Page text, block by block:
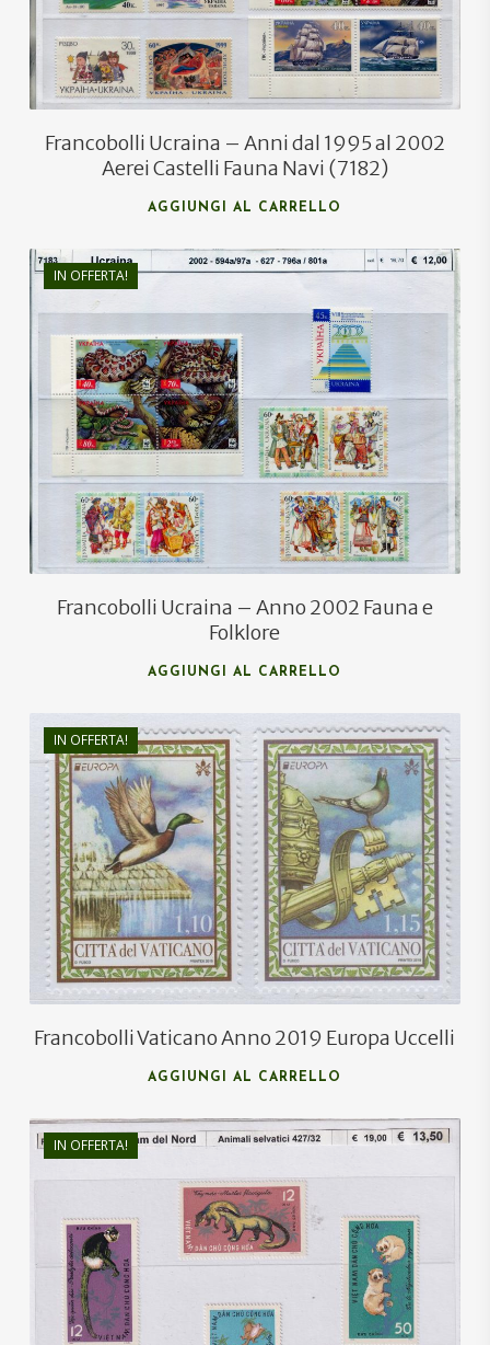
Francobolli Ucraina – Anni dal 1995 al 2002
Aerei Castelli Fauna Navi (7182)
AGGIUNGI AL CARRELLO
IN OFFERTA!
€12,00
€9,00
Francobolli Ucraina – Anno 2002 Fauna e
Folklore
AGGIUNGI AL CARRELLO
IN OFFERTA!
€ 8,00
€ 5,00
Francobolli Vaticano Anno 2019 Europa Uccelli
AGGIUNGI AL CARRELLO
IN OFFERTA!
€19,00